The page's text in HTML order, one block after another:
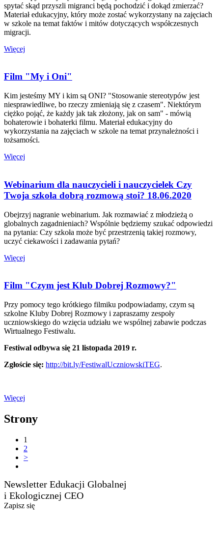
spytać skąd przyszli migranci będą pochodzić i dokąd zmierzać?
Materiał edukacyjny, który może zostać wykorzystany na zajęciach
w szkole na temat faktów i mitów dotyczących współczesnych
migracji.
Więcej
Film "My i Oni"
Kim jesteśmy MY i kim są ONI? "Stosowanie stereotypów jest
niesprawiedliwe, bo rzeczy zmieniają się z czasem". Niektórym
ciężko pojąć, że każdy jak tak złożony, jak on sam" - mówią
bohaterowie i bohaterki filmu. Materiał edukacyjny do
wykorzystania na zajęciach w szkole na temat przynależności i
tożsamości.
Więcej
Webinarium dla nauczycieli i nauczycielek Czy
Twoja szkoła dobrą rozmową stoi? 18.06.2020
Obejrzyj nagranie webinarium. Jak rozmawiać z młodzieżą o
globalnych zagadnieniach? Wspólnie będziemy szukać odpowiedzi
na pytania: Czy szkoła może być przestrzenią takiej rozmowy,
uczyć ciekawości i zadawania pytań?
Więcej
Film "Czym jest Klub Dobrej Rozmowy?"
Przy pomocy tego krótkiego filmiku podpowiadamy, czym są
szkolne Kluby Dobrej Rozmowy i zapraszamy zespoły
uczniowskiego do wzięcia udziału we wspólnej zabawie podczas
Wirtualnego Festiwalu.
Festiwal odbywa się 21 listopada 2019 r.
Zgłoście się: http://bit.ly/FestiwalUczniowskiTEG.
Więcej
Strony
1
2
>
Newsletter Edukacji Globalnej
i Ekologicznej CEO
Zapisz się